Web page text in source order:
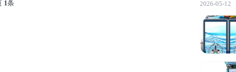
1条 2026-05-12